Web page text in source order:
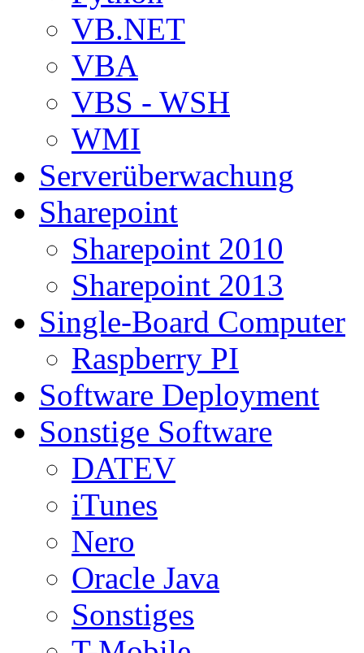
VB.NET
VBA
VBS - WSH
WMI
Serverüberwachung
Sharepoint
Sharepoint 2010
Sharepoint 2013
Single-Board Computer
Raspberry PI
Software Deployment
Sonstige Software
DATEV
iTunes
Nero
Oracle Java
Sonstiges